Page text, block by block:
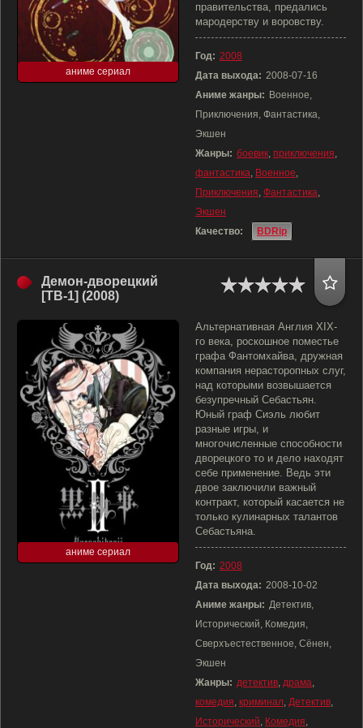
аниме сериал
правительства, предались
мародерству и воровству.
Год: 2008
Дата выхода: 2008-07-16
Аниме жанры: Военное,
Приключения, Фантастика,
Экшен
Жанры: боевик, приключения,
фантастика, Военное,
Приключения, Фантастика,
Экшен
Качество:
BDRip
Демон-дворецкий
[ТВ-1] (2008)
аниме сериал
Альтернативная Англия XIX-
го века, роскошное поместье
графа Фантомхайва, дружная
компания нерасторопных слуг,
над которыми возвышается
безупречный Себастьян.
Юный граф Сиэль любит
разные игры, и
многочисленные способности
дворецкого то и дело находят
себе применение. Ведь эти
двое заключили важный
контракт, который касается не
только кулинарных талантов
Себастьяна.
Год: 2008
Дата выхода: 2008-10-02
Аниме жанры: Детектив,
Исторический, Комедия,
Сверхъестественное, Сёнен,
Экшен
Жанры: детектив, драма,
комедия, криминал, Детектив,
Исторический, Комедия,